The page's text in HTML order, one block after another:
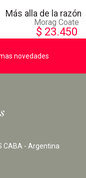
Más alla de la razón
Morag Coate
$ 23.450
novedades
CABA - Argentina